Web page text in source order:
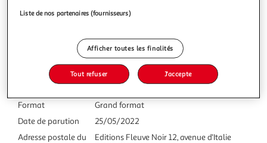
Format
Grand format
Date de parution
25/05/2022
Adresse postale du
Editions Fleuve Noir 12, avenue d'Italie
Liste de nos partenaires (fournisseurs)
Afficher toutes les finalités
Tout refuser J'accepte